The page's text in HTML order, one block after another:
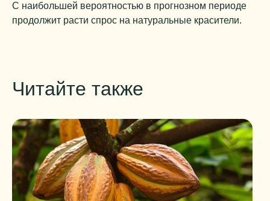
С наибольшей вероятностью в прогнозном периоде
продолжит расти спрос на натуральные красители.
Читайте также